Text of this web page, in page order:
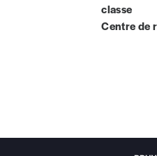
classe
Centre de